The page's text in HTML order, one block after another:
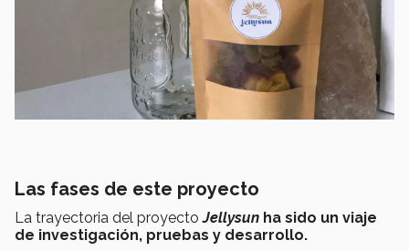
Las fases de este proyecto
La trayectoria del proyectoJellysun ha sido un viaje
de investigación, pruebas y desarrollo.